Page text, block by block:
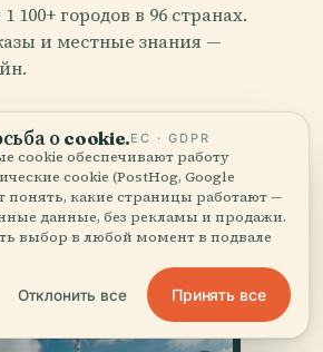
100+ городов в 96 странах.
и местные знания —
к 50 000+
о cookie.ЕС · GDPR
cookie обеспечивают работу
cookie (PostHog, Google
понять, какие страницы работают —
данные, без рекламы и продажи.
выбор в любой момент в подвале
Отклонить все Принять все